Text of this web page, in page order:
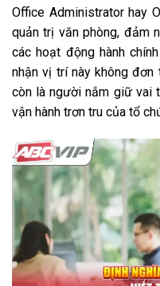
Office Administrator hay
quản trị văn phòng, đảm
các hoạt động hành
nhận vị trí này không đơn
còn là người nắm giữ vai
vận hành trơn tru của tổ